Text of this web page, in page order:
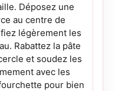
Déposez une
au centre de
légèrement les
Rabattez la pâte
et soudez les
avec les
pour bien